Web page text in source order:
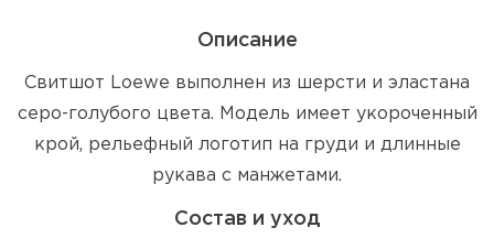
Описание
Свитшот Loewe выполнен из шерсти и эластана
серо-голубого цвета. Модель имеет укороченный
крой, рельефный логотип на груди и длинные
рукава с манжетами.
Состав и уход